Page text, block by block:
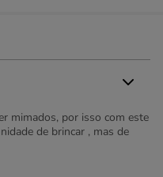
mimados, por isso com este
de brincar , mas de